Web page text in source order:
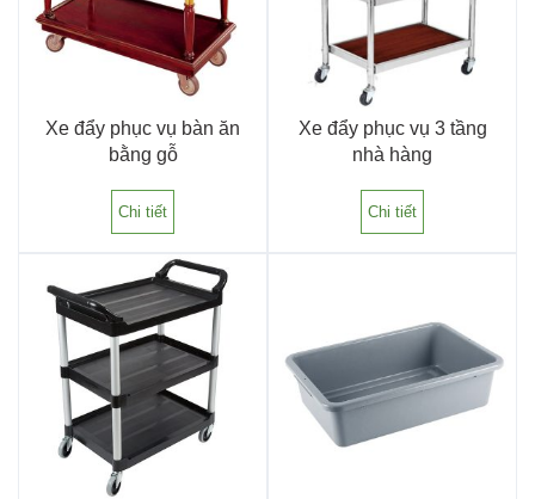
Xe đẩy phục vụ bàn ăn
bằng gỗ
Chi tiết
Xe đẩy phục vụ 3 tầng
nhà hàng
Chi tiết